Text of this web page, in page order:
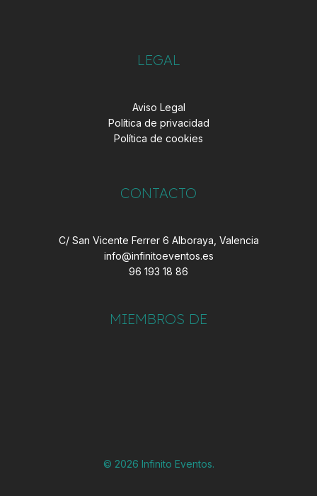
LEGAL
Aviso Legal
Política de privacidad
Política de cookies
CONTACTO
C/ San Vicente Ferrer 6 Alboraya, Valencia
info@infinitoeventos.es
96 193 18 86
MIEMBROS DE
© 2026 Infinito Eventos.